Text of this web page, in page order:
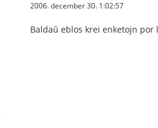
2006. december 30. 1:02:57
Baldaŭ eblos krei enketojn